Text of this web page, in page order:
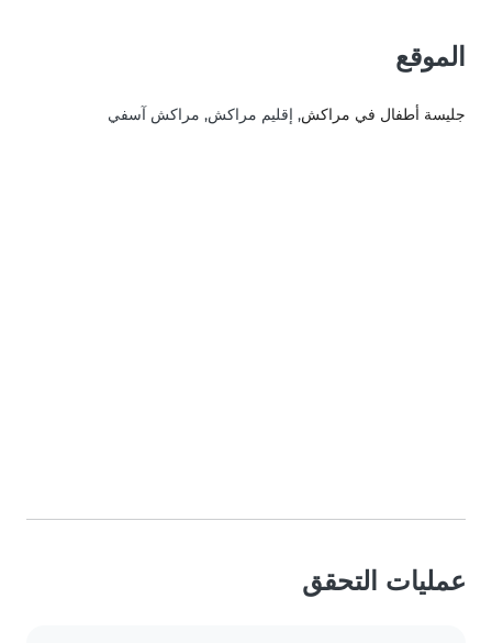
الموقع
جليسة أطفال في مراكش, إقليم مراكش, مراكش آسفي
عمليات التحقق